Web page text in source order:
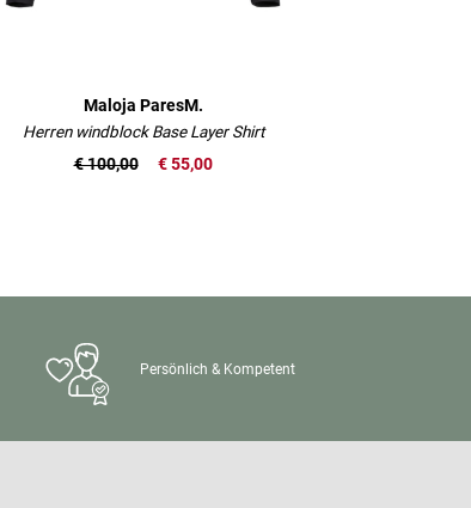
Maloja ParesM.
Herren windblock Base Layer Shirt
€ 55,00
€ 100,00
Persönlich & Kompetent